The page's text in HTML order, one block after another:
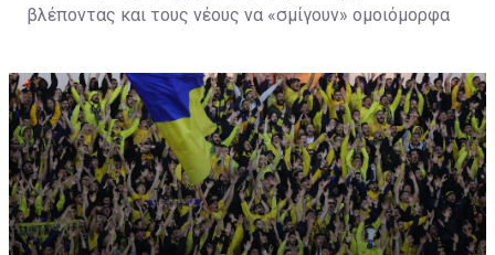
βλέποντας και τους νέους να «σμίγουν» ομοιόμορφα